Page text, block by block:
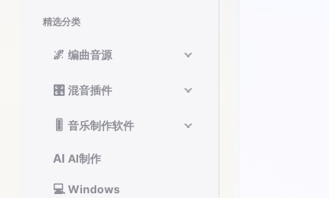
精选分类
🌌 编曲音源
🎛️ 混音插件
🎚️ 音乐制作软件
AI AI制作
💻 Windows